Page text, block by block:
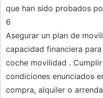
que han sido probados
6
Asegurar un plan de
capacidad financiera
coche movilidad .
condiciones enunciados
compra, alquiler o